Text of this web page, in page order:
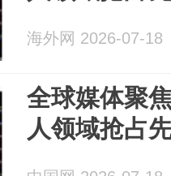
海外网 2026-07-18
全球媒体聚
人领域抢占